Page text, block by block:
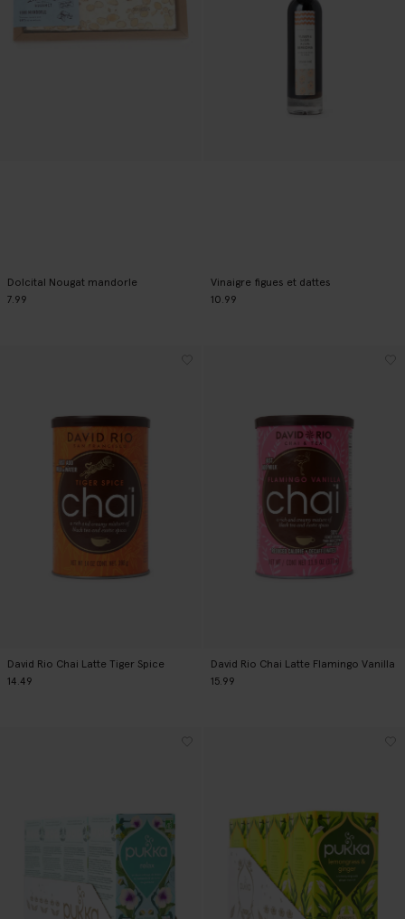
Dolcital Nougat mandorle
7.99
Vinaigre figues et dattes
10.99
David Rio Chai Latte Tiger Spice
14.49
David Rio Chai Latte Flamingo Vanilla
15.99